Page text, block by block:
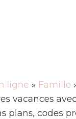
ligne » Famille
vacances
plans, codes